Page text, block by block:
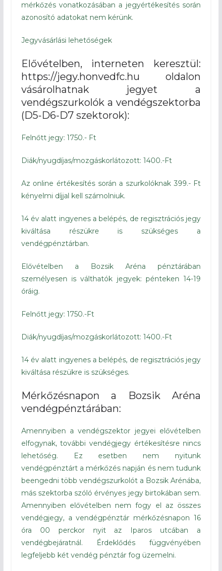
mérkőzés vonatkozásában a jegyértékesítés során
azonosító adatokat nem kérünk.
Jegyvásárlási lehetőségek
Elővételben, interneten keresztül:
https://jegy.honvedfc.hu oldalon
vásárolhatnak jegyet a
vendégszurkolók a vendégszektorba
(D5-D6-D7 szektorok):
Felnőtt jegy: 1750.- Ft
Diák/nyugdíjas/mozgáskorlátozott: 1400.-Ft
Az online értékesítés során a szurkolóknak 399.- Ft
kényelmi díjjal kell számolniuk.
14 év alatt ingyenes a belépés, de regisztrációs jegy
kiváltása részükre is szükséges a
vendégpénztárban.
Elővételben a Bozsik Aréna pénztárában
személyesen is válthatók jegyek: pénteken 14-19
óráig.
Felnőtt jegy: 1750.-Ft
Diák/nyugdíjas/mozgáskorlátozott: 1400.-Ft
14 év alatt ingyenes a belépés, de regisztrációs jegy
kiváltása részükre is szükséges.
Mérkőzésnapon a Bozsik Aréna
vendégpénztárában:
Amennyiben a vendégszektor jegyei elővételben
elfogynak, további vendégjegy értékesítésre nincs
lehetőség. Ez esetben nem nyitunk
vendégpénztárt a mérkőzés napján és nem tudunk
beengedni több vendégszurkolót a Bozsik Arénába,
más szektorba szóló érvényes jegy birtokában sem.
Amennyiben elővételben nem fogy el az összes
vendégjegy, a vendégpénztár mérkőzésnapon 16
óra 00 perckor nyit az Iparos utcában a
vendégbejáratnál. Érdeklődés függvényében
legfeljebb két vendég pénztár fog üzemelni.